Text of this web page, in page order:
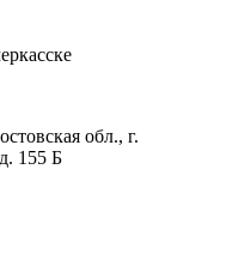
обл., г.
155 Б